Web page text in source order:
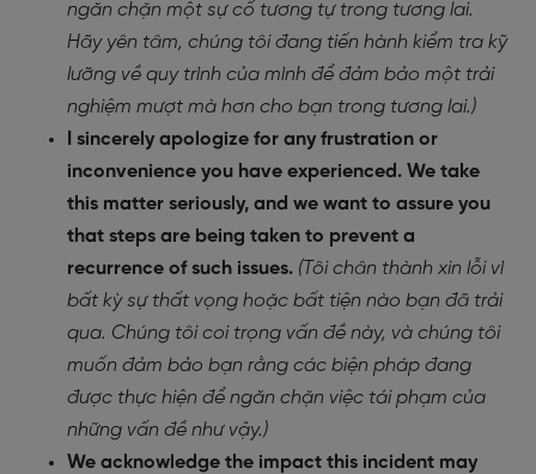
ngăn chặn một sự cố tương tự trong tương lai.
Hãy yên tâm, chúng tôi đang tiến hành kiểm tra kỹ
lưỡng về quy trình của mình để đảm bảo một trải
nghiệm mượt mà hơn cho bạn trong tương lai.)
I sincerely apologize for any frustration or
inconvenience you have experienced. We take
this matter seriously, and we want to assure you
that steps are being taken to prevent a
recurrence of such issues. (Tôi chân thành xin lỗi vì
bất kỳ sự thất vọng hoặc bất tiện nào bạn đã trải
qua. Chúng tôi coi trọng vấn đề này, và chúng tôi
muốn đảm bảo bạn rằng các biện pháp đang
được thực hiện để ngăn chặn việc tái phạm của
những vấn đề như vậy.)
We acknowledge the impact this incident may